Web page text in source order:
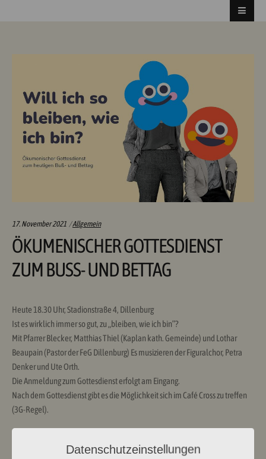
17. November 2021 Categories:
Allgemein
ÖKUMENISCHER GOTTESDIENST
ZUM BUSS- UND BETTAG
Heute 18.30 Uhr, Stadionstraße 4, Dillenburg
Ist es wirklich immer so gut, zu „bleiben, wie ich bin”?
Mit Pfarrer Blecker, Matthias Thiel (Kaplan kath. Gemeinde) und Lothar
Beaupain (Pastor der FeG Dillenburg) Es musizieren der Figuralchor, Petra
Denker und Ute Orth.
Die Anmeldung zum Gottesdienst erfolgt am Eingang.
Nach dem Gottesdienst gibt es die Möglichkeit sich im Café Cross zu treffen
(3G-Regel).
Datenschutzeinstellungen